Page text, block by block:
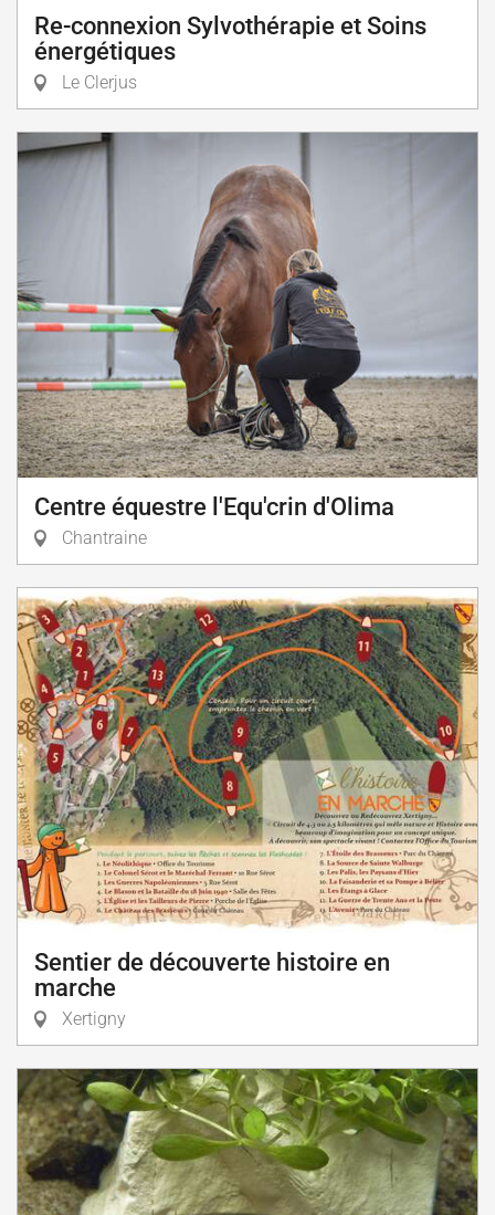
Re-connexion Sylvothérapie et Soins
énergétiques
Le Clerjus
Centre équestre l'Equ'crin d'Olima
Chantraine
Sentier de découverte histoire en
marche
Xertigny